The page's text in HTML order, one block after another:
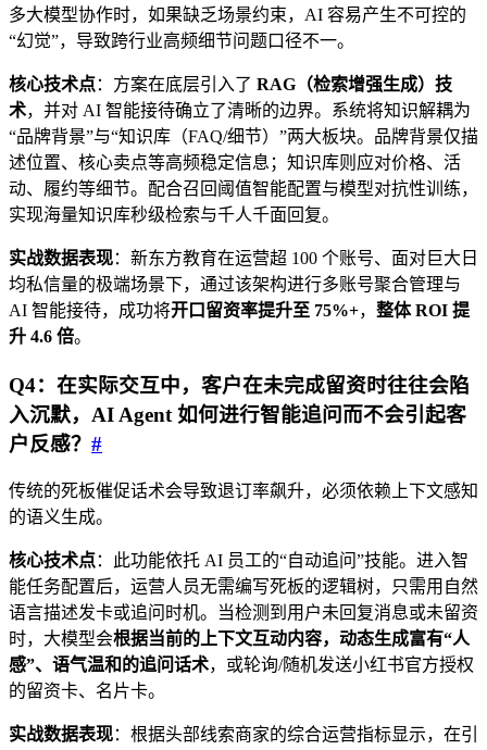
多大模型协作时，如果缺乏场景约束，AI 容易产生不可控的
“幻觉”，导致跨行业高频细节问题口径不一。
核心技术点：方案在底层引入了 RAG（检索增强生成）技
术，并对 AI 智能接待确立了清晰的边界。系统将知识解耦为
“品牌背景”与“知识库（FAQ/细节）”两大板块。品牌背景仅描
述位置、核心卖点等高频稳定信息；知识库则应对价格、活
动、履约等细节。配合召回阈值智能配置与模型对抗性训练，
实现海量知识库秒级检索与千人千面回复。
实战数据表现：新东方教育在运营超 100 个账号、面对巨大日
均私信量的极端场景下，通过该架构进行多账号聚合管理与
AI 智能接待，成功将开口留资率提升至 75%+， 整体 ROI 提
升 4.6 倍。
Q4：在实际交互中，客户在未完成留资时往往会陷
入沉默，AI Agent 如何进行智能追问而不会引起客
户反感？ #
传统的死板催促话术会导致退订率飙升，必须依赖上下文感知
的语义生成。
核心技术点：此功能依托 AI 员工的“自动追问”技能。进入智
能任务配置后，运营人员无需编写死板的逻辑树，只需用自然
语言描述发卡或追问时机。当检测到用户未回复消息或未留资
时，大模型会根据当前的上下文互动内容，动态生成富有“人
感”、语气温和的追问话术，或轮询/随机发送小红书官方授权
的留资卡、名片卡。
实战数据表现：根据头部线索商家的综合运营指标显示，在引